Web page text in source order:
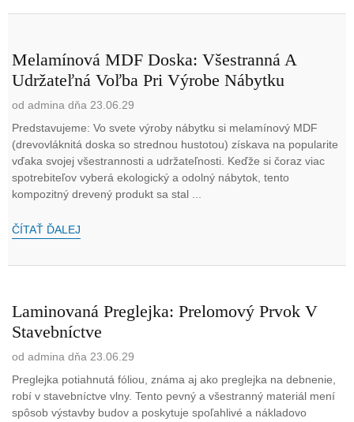
Melamínová MDF Doska: Všestranná A
Udržateľná Voľba Pri Výrobe Nábytku
od admina dňa 23.06.29
Predstavujeme: Vo svete výroby nábytku si melamínový MDF
(drevovláknitá doska so strednou hustotou) získava na popularite
vďaka svojej všestrannosti a udržateľnosti. Keďže si čoraz viac
spotrebiteľov vyberá ekologický a odolný nábytok, tento
kompozitný drevený produkt sa stal ...
ČÍTAŤ ĎALEJ
Laminovaná Preglejka: Prelomový Prvok V
Stavebníctve
od admina dňa 23.06.29
Preglejka potiahnutá fóliou, známa aj ako preglejka na debnenie,
robí v stavebníctve vlny. Tento pevný a všestranný materiál mení
spôsob výstavby budov a poskytuje spoľahlivé a nákladovo